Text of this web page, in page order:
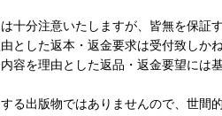
十分注意いたしますが、皆無を保
とした返本・返金要求は受付致しかね
容を理由とした返品・返金要望に
る出版物ではありませんので、世